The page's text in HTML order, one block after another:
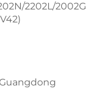
2202L/2002G